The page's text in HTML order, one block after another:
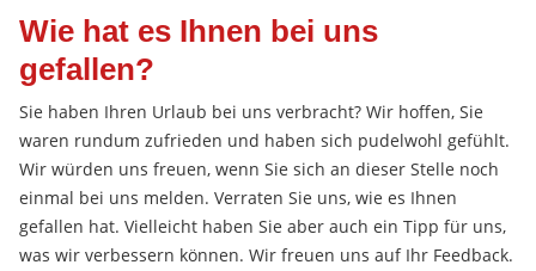
Wie hat es Ihnen bei uns
gefallen?
Sie haben Ihren Urlaub bei uns verbracht? Wir hoffen, Sie
waren rundum zufrieden und haben sich pudelwohl gefühlt.
Wir würden uns freuen, wenn Sie sich an dieser Stelle noch
einmal bei uns melden. Verraten Sie uns, wie es Ihnen
gefallen hat. Vielleicht haben Sie aber auch ein Tipp für uns,
was wir verbessern können. Wir freuen uns auf Ihr Feedback.